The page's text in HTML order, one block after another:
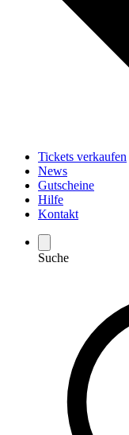
Tickets verkaufen
News
Gutscheine
Hilfe
Kontakt
Suche